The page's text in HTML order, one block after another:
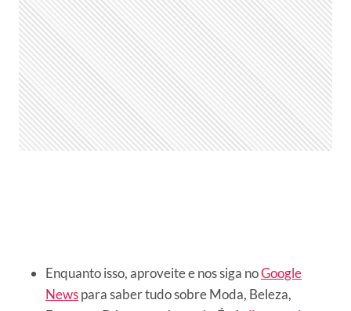
Enquanto isso, aproveite e nos siga noGoogle
Newspara saber tudo sobre Moda, Beleza,